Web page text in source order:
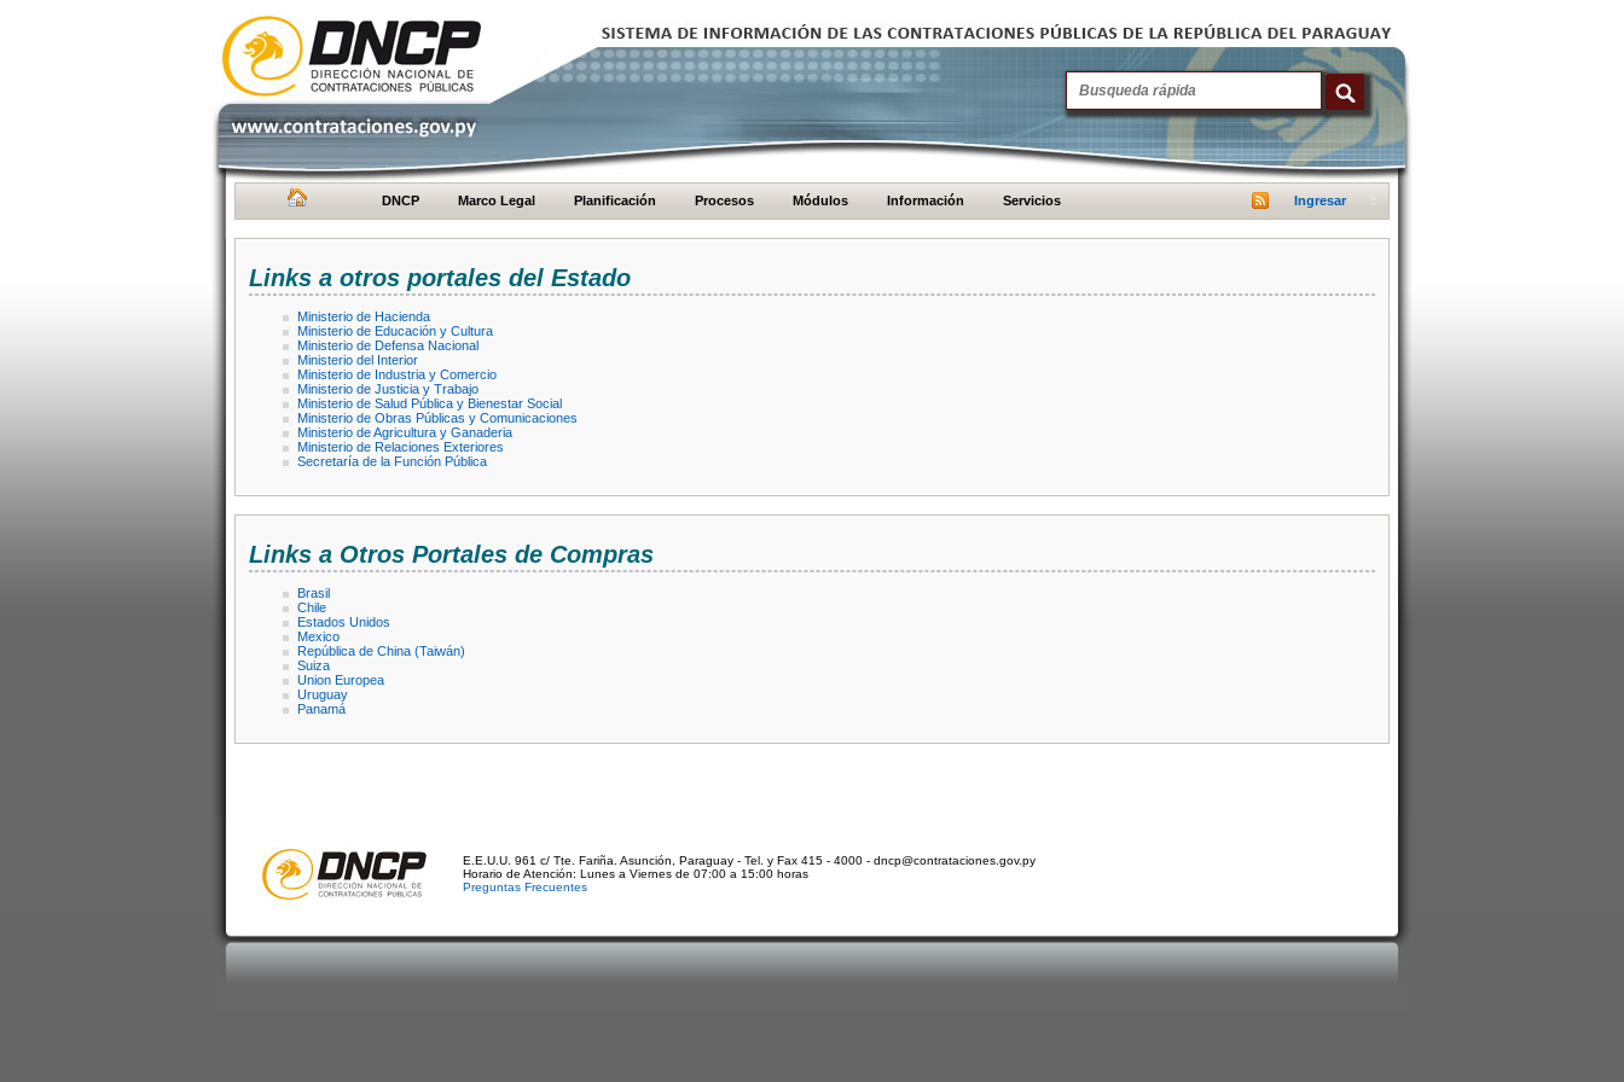
DNCP Marco Legal Planificación Procesos Módulos Información Servicios Ingresar
Links a otros portales del Estado
Ministerio de Hacienda
Ministerio de Educación y Cultura
Ministerio de Defensa Nacional
Ministerio del Interior
Ministerio de Industria y Comercio
Ministerio de Justicia y Trabajo
Ministerio de Salud Pública y Bienestar Social
Ministerio de Obras Públicas y Comunicaciones
Ministerio de Agricultura y Ganaderia
Ministerio de Relaciones Exteriores
Secretaría de la Función Pública
Links a Otros Portales de Compras
Brasil
Chile
Estados Unidos
Mexico
República de China (Taiwán)
Suiza
Union Europea
Uruguay
Panamá
E.E.U.U. 961 c/ Tte. Fariña. Asunción, Paraguay - Tel. y Fax 415 - 4000 - dncp@contrataciones.gov.py
Horario de Atención: Lunes a Viernes de 07:00 a 15:00 horas
Preguntas Frecuentes